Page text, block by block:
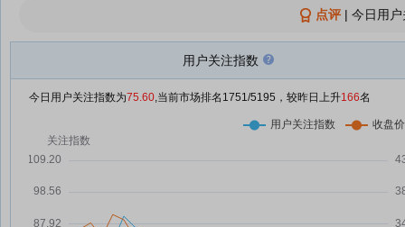
元，融资余额2.67亿元
航发科技：融资净偿还163.82万
元，融资余额2.75亿元
07-28
06-10
点评| 今日用
用户关注指数
今日用户关注指数为75.60,当前市场排名 1751/5195，较昨日上升166名